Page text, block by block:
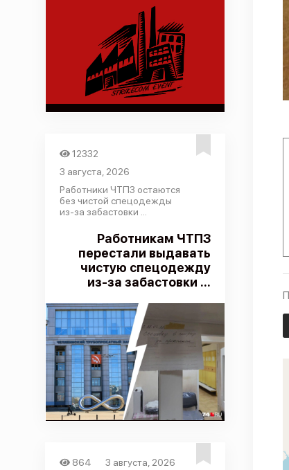
12332
3 августа, 2026
Работники ЧТПЗ остаются
без чистой спецодежды
из-за забастовки ...
Работникам ЧТПЗ
перестали выдавать
чистую спецодежду
из-за забастовки ...
864
3 августа, 2026